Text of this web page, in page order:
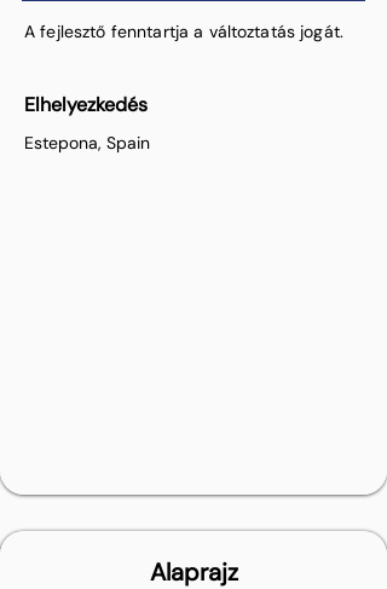
A fejlesztő fenntartja a változtatás jogát.
Elhelyezkedés
Estepona, Spain
Alaprajz